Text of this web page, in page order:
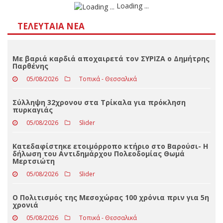
Loading ...
ΤΕΛΕΥΤΑΊΑ ΝΈΑ
Με βαριά καρδιά αποχαιρετά τον ΣΥΡΙΖΑ ο Δημήτρης
Παρθένης
05/08/2026 Τοπικά - Θεσσαλικά
Σύλληψη 32χρονου στα Τρίκαλα για πρόκληση
πυρκαγιάς
05/08/2026 Slider
Κατεδαφίστηκε ετοιμόρροπο κτήριο στο Βαρούσι- Η
δήλωση του Αντιδημάρχου Πολεοδομίας Θωμά
Μερτσιώτη
05/08/2026 Slider
Ο Πολιτισμός της Μεσοχώρας 100 χρόνια πριν για 5η
χρονιά
05/08/2026 Τοπικά - Θεσσαλικά